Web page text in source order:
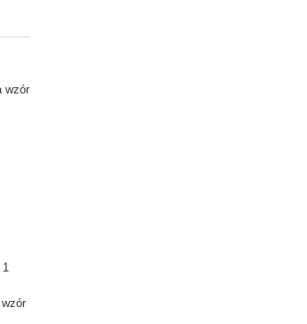
wzór
1